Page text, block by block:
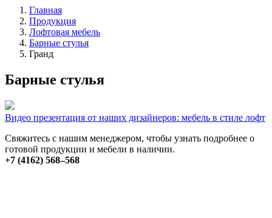
Главная
Продукция
Лофтовая мебель
Барные стулья
Гранд
Барные стулья
Видео презентация от наших дизайнеров: мебель в стиле лофт
Свяжитесь с нашим менеджером, чтобы узнать подробнее о
готовой продукции и мебели в наличии.
+7 (4162) 568–568